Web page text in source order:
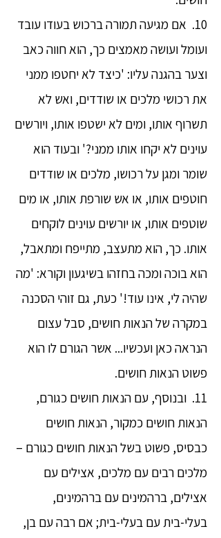
10. אם מגיעה תמורה ברכוש בעודו עובד
ועומל ועושה מאמצים כך, הוא חווה כאב
וצער בהגנה עליו: 'כיצד לא יחטפו ממני
את רכושי מלכים או שודדים, ואש לא
תשרוף אותו, ומים לא ישטפו אותו, ויורשים
עוינים לא יקחו אותו ממני?' ובעוד הוא
שומר ומגן על רכושו, מלכים או שודדים
חוטפים אותו, או אש שורפת אותו, או מים
שוטפים אותו, או יורשים עוינים לוקחים
אותו. כך, הוא מתעצב, מתייפח ומתאבל,
הוא בוכה ומכה בחזהו בשיגעון וקורא: 'מה
שהיה לי, אינו עוד!' כעת, גם זוהי הסכנה
במקרה של הנאות חושים, סבל עצום
הנראה כאן ועכשיו... אשר הגורם לו הוא
פשוט הנאות חושים.
11. ובנוסף, עם הנאות חושים כגורם,
הנאות חושים כמקור, הנאות חושים
כבסיס, פשוט בשל הנאות חושים כגורם –
מלכים רבים עם מלכים, אצילים עם
אצילים, ברהמינים עם ברהמינים,
בעלי-בית עם בעלי-בית; אם רבה עם בן,